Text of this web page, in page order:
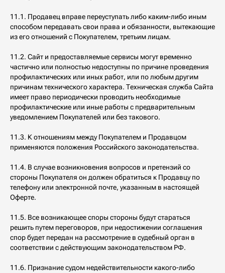
11.1. Продавец вправе переуступать либо каким-либо иным
способом передавать свои права и обязанности, вытекающие
из его отношений с Покупателем, третьим лицам.
11.2. Сайт и предоставляемые сервисы могут временно
частично или полностью недоступны по причине проведения
профилактических или иных работ, или по любым другим
причинам технического характера. Техническая служба Сайта
имеет право периодически проводить необходимые
профилактические или иные работы с предварительным
уведомлением Покупателей или без такового.
11.3. К отношениям между Покупателем и Продавцом
применяются положения Российского законодательства.
11.4. В случае возникновения вопросов и претензий со
стороны Покупателя он должен обратиться к Продавцу по
телефону или электронной почте, указанным в настоящей
Оферте.
11.5. Все возникающее споры стороны будут стараться
решить путем переговоров, при недостижении соглашения
спор будет передан на рассмотрение в судебный орган в
соответствии с действующим законодательством РФ.
11.6. Признание судом недействительности какого-либо